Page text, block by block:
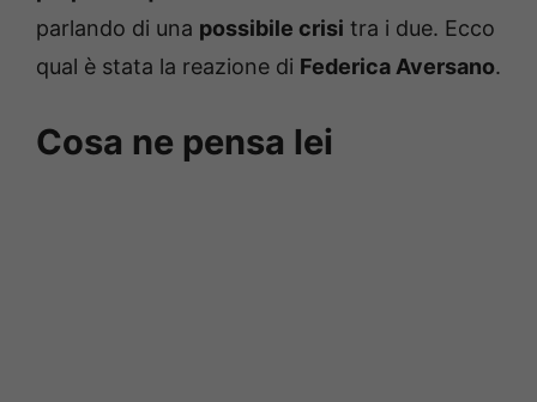
parlando di una possibile crisi tra i due. Ecco
qual è stata la reazione di Federica Aversano.
Cosa ne pensa lei